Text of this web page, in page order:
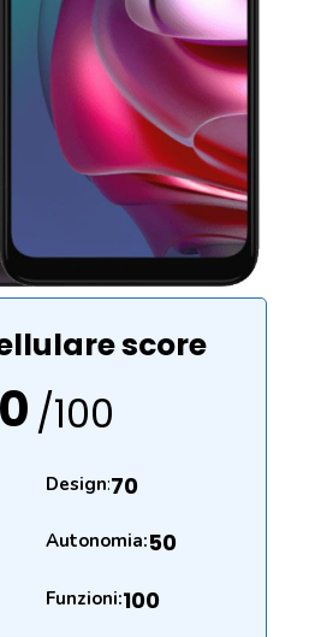
score
/100
Design:70
Autonomia:50
Funzioni:100